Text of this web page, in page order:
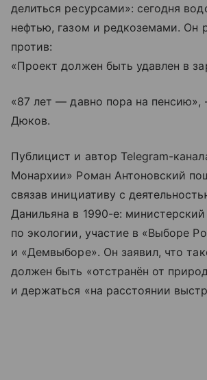
делиться ресурсами»: сегодня
нефтью, газом и редкоземами. Он
против:
«Проект должен быть удавлен в
«87 лет — давно пора на пенсию»,
Дюков.
Публицист и автор Telegram-
Монархии» Роман Антоновский
связав инициативу с
Данильяна в 1990-е:
по экологии, участие в «Выборе
и «Демвыборе». Он заявил, что
должен быть «отстранён от
и держаться «на расстоянии